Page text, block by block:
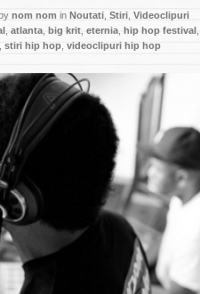
nom nom in Noutati Stiri Videoclipuri
atlanta big krit eternia hip hop festival
stiri hip hop videoclipuri hip hop